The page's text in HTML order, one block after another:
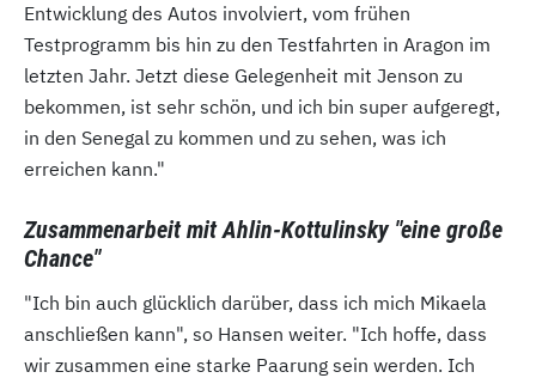
Entwicklung des Autos involviert, vom frühen
Testprogramm bis hin zu den Testfahrten in Aragon im
letzten Jahr. Jetzt diese Gelegenheit mit Jenson zu
bekommen, ist sehr schön, und ich bin super aufgeregt,
in den Senegal zu kommen und zu sehen, was ich
erreichen kann."
Zusammenarbeit mit Ahlin-Kottulinsky "eine große
Chance"
"Ich bin auch glücklich darüber, dass ich mich Mikaela
anschließen kann", so Hansen weiter. "Ich hoffe, dass
wir zusammen eine starke Paarung sein werden. Ich